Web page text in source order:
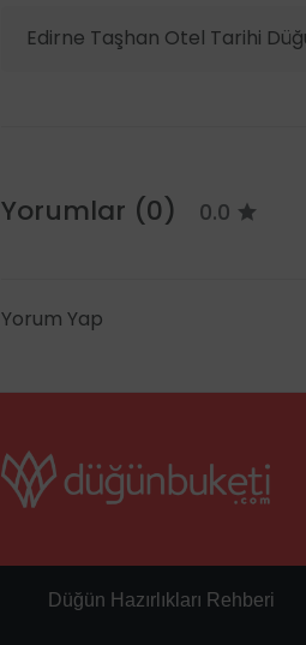
Edirne Taşhan Otel Tarihi
Yorumlar (0) 0.0
Yorum Yap
Düğün Hazırlıkları Rehberi